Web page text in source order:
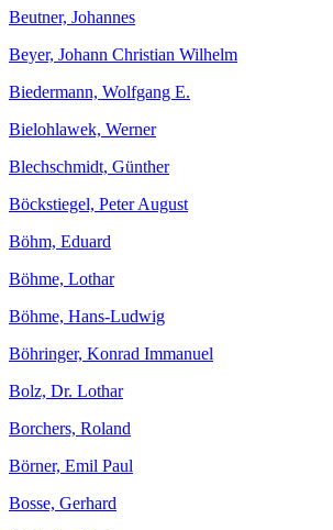
Beutner, Johannes
Beyer, Johann Christian Wilhelm
Biedermann, Wolfgang E.
Bielohlawek, Werner
Blechschmidt, Günther
Böckstiegel, Peter August
Böhm, Eduard
Böhme, Lothar
Böhme, Hans-Ludwig
Böhringer, Konrad Immanuel
Bolz, Dr. Lothar
Borchers, Roland
Börner, Emil Paul
Bosse, Gerhard